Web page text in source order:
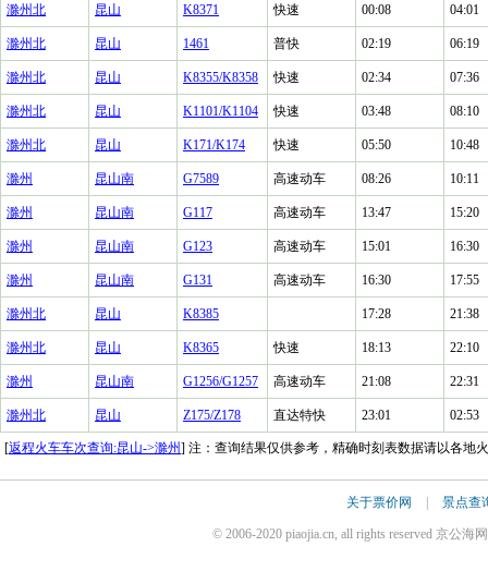
滁州北 昆山 K8371 快速 00:08 04:01
滁州北 昆山 1461 普快 02:19 06:19
滁州北 昆山 K8355/K8358 快速 02:34 07:36
滁州北 昆山 K1101/K1104 快速 03:48 08:10
滁州北 昆山 K171/K174 快速 05:50 10:48
滁州 昆山南 G7589 高速动车 08:26 10:11
滁州 昆山南 G117 高速动车 13:47 15:20
滁州 昆山南 G123 高速动车 15:01 16:30
滁州 昆山南 G131 高速动车 16:30 17:55
滁州北 昆山 K8385 17:28 21:38
滁州北 昆山 K8365 快速 18:13 22:10
滁州 昆山南 G1256/G1257 高速动车 21:08 22:31
滁州北 昆山 Z175/Z178 直达特快 23:01 02:53
[返程火车车次查询:昆山->滁州] 注：查询结果仅供参考，精确时刻表数据请以各地
关于票价网 | 景点查
© 2006-2020 piaojia.cn, all rights reserved 京公海